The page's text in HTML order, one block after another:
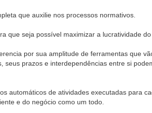
que auxilie nos processos normativos.
que seja possível maximizar a lucratividade do
por sua amplitude de ferramentas que
prazos e interdependências entre si
automáticos de atividades executadas para
e do negócio como um todo.